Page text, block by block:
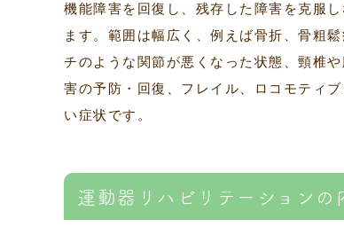
機能障害を回復し、残存した障害を克服
ます。範囲は幅広く、例えば骨折、骨粗
チのような関節が悪くなった状態、頸椎
害の予防・回復、フレイル、ロコモティ
い症状です。
運動器リハビリテーションの